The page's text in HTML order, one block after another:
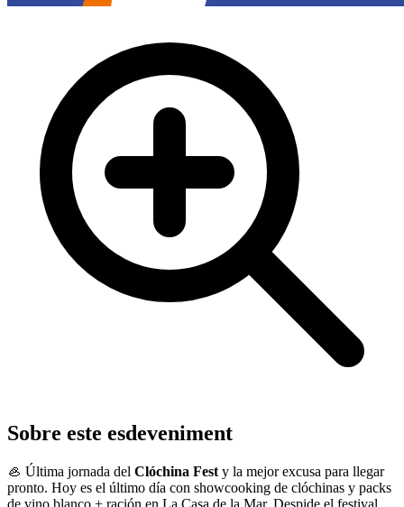
Sobre este esdeveniment
🦪 Última jornada del Clóchina Fest y la mejor excusa para llegar
pronto. Hoy es el último día con showcooking de clóchinas y packs
de vino blanco + ración en La Casa de la Mar. Despide el festival